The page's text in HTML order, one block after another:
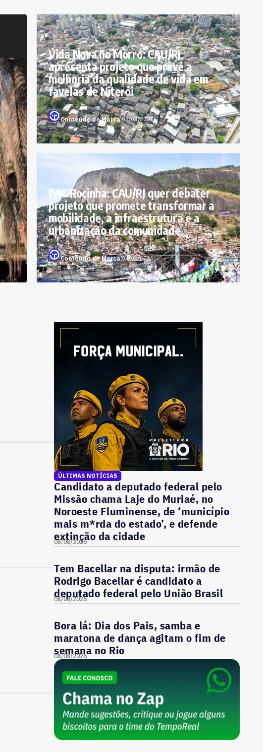
Vida Nova no Morro: CAU/RJ
apresenta projeto que prevê a
melhoria da qualidade de vida em
favelas de Niterói
Conteúdo de Marca|07/04/2026
PAC Rocinha: CAU/RJ quer debater
projeto que promete transformar a
mobilidade, a infraestrutura e a
urbanização da comunidade
Conteúdo de Marca|04/03/2026
ÚLTIMAS NOTÍCIAS
Candidato a deputado federal pelo
Missão chama Laje do Muriaé, no
Noroeste Fluminense, de ‘município
mais m*rda do estado’, e defende
extinção da cidade
08/08/2026
Tem Bacellar na disputa: irmão de
Rodrigo Bacellar é candidato a
deputado federal pelo União Brasil
08/08/2026
Bora lá: Dia dos Pais, samba e
maratona de dança agitam o fim de
semana no Rio
08/08/2026